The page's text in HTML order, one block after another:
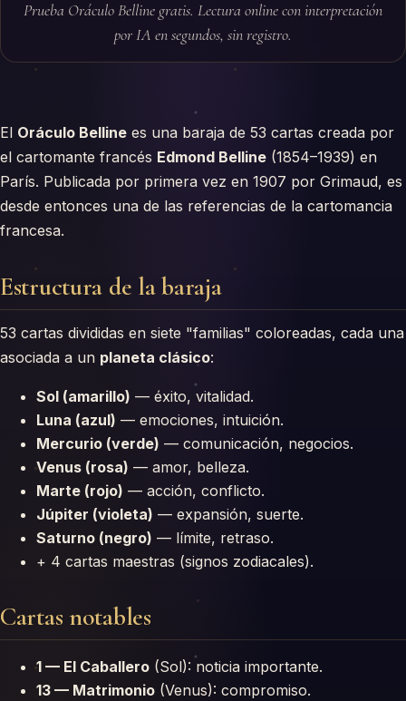
Prueba Oráculo Belline gratis. Lectura online con interpretación
por IA en segundos, sin registro.
El Oráculo Belline es una baraja de 53 cartas creada por
el cartomante francés Edmond Belline (1854–1939) en
París. Publicada por primera vez en 1907 por Grimaud, es
desde entonces una de las referencias de la cartomancia
francesa.
Estructura de la baraja
53 cartas divididas en siete "familias" coloreadas, cada una
asociada a un planeta clásico:
Sol (amarillo) — éxito, vitalidad.
Luna (azul) — emociones, intuición.
Mercurio (verde) — comunicación, negocios.
Venus (rosa) — amor, belleza.
Marte (rojo) — acción, conflicto.
Júpiter (violeta) — expansión, suerte.
Saturno (negro) — límite, retraso.
+ 4 cartas maestras (signos zodiacales).
Cartas notables
1 — El Caballero (Sol): noticia importante.
13 — Matrimonio (Venus): compromiso.